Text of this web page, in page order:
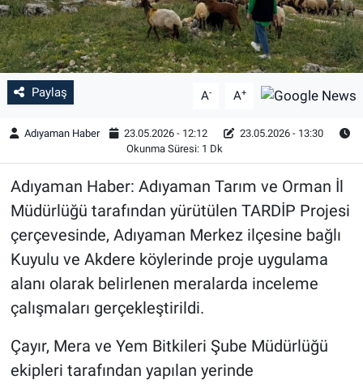
Paylaş A- A+
Adıyaman Haber 23.05.2026 - 12:12
23.05.2026 - 13:30
Okunma Süresi: 1 Dk
Adıyaman Haber: Adıyaman Tarım ve Orman İl
Müdürlüğü tarafından yürütülen TARDİP Projesi
çerçevesinde, Adıyaman Merkez ilçesine bağlı
Kuyulu ve Akdere köylerinde proje uygulama
alanı olarak belirlenen meralarda inceleme
çalışmaları gerçekleştirildi.
Çayır, Mera ve Yem Bitkileri Şube Müdürlüğü
ekipleri tarafından yapılan yerinde
Yaşam
Çevre
Şambayat Haber